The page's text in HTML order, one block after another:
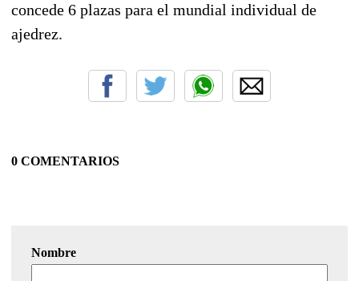
concede 6 plazas para el mundial individual de
ajedrez.
0 COMENTARIOS
Nombre